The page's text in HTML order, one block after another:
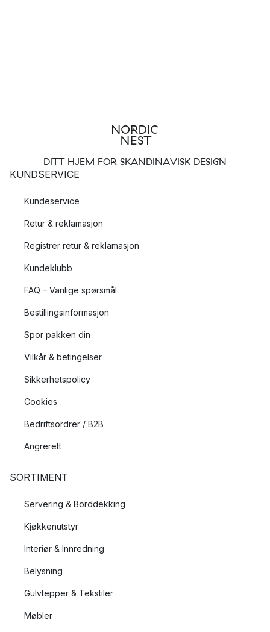
DITT HJEM FOR SKANDINAVISK DESIGN
KUNDSERVICE
Kundeservice
Retur & reklamasjon
Registrer retur & reklamasjon
Kundeklubb
FAQ – Vanlige spørsmål
Bestillingsinformasjon
Spor pakken din
Vilkår & betingelser
Sikkerhetspolicy
Cookies
Bedriftsordrer / B2B
Angrerett
SORTIMENT
Servering & Borddekking
Kjøkkenutstyr
Interiør & Innredning
Belysning
Gulvtepper & Tekstiler
Møbler